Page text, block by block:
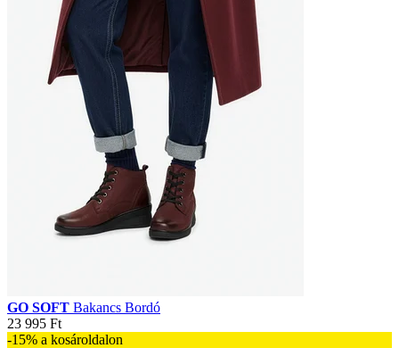
GO SOFT Bakancs Bordó
23 995 Ft
-15% a kosároldalon